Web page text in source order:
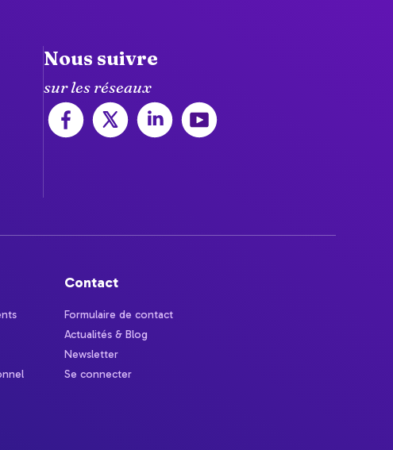
Nous suivre
sur les réseaux
Contact
Formulaire de contact
Actualités & Blog
Newsletter
Se connecter